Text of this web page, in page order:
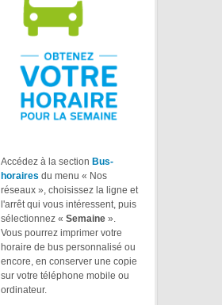
Accédez à la section Bus-
horaires du menu « Nos
réseaux », choisissez la ligne et
l'arrêt qui vous intéressent, puis
sélectionnez « Semaine ».
Vous pourrez imprimer votre
horaire de bus personnalisé ou
encore, en conserver une copie
sur votre téléphone mobile ou
ordinateur.